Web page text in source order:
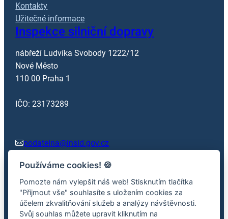
Kontakty
Užitečné informace
Inspekce silniční dopravy
nábřeží Ludvíka Svobody 1222/12
Nové Město
110 00 Praha 1
IČO: 23173289
podatelna@insid.gov.cz
+420 602 362 413
Facebook x.com
Používáme cookies! 🍪
Pomozte nám vylepšit náš web! Stisknutím tlačítka
"Přijmout vše" souhlasíte s uložením cookies za
účelem zkvalitňování služeb a analýzy návštěvnosti.
Svůj souhlas můžete upravit kliknutím na